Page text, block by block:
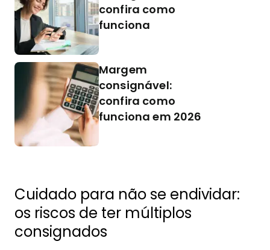
confira como
funciona
Margem
consignável:
confira como
funciona em 2026
Cuidado para não se endividar:
os riscos de ter múltiplos
consignados